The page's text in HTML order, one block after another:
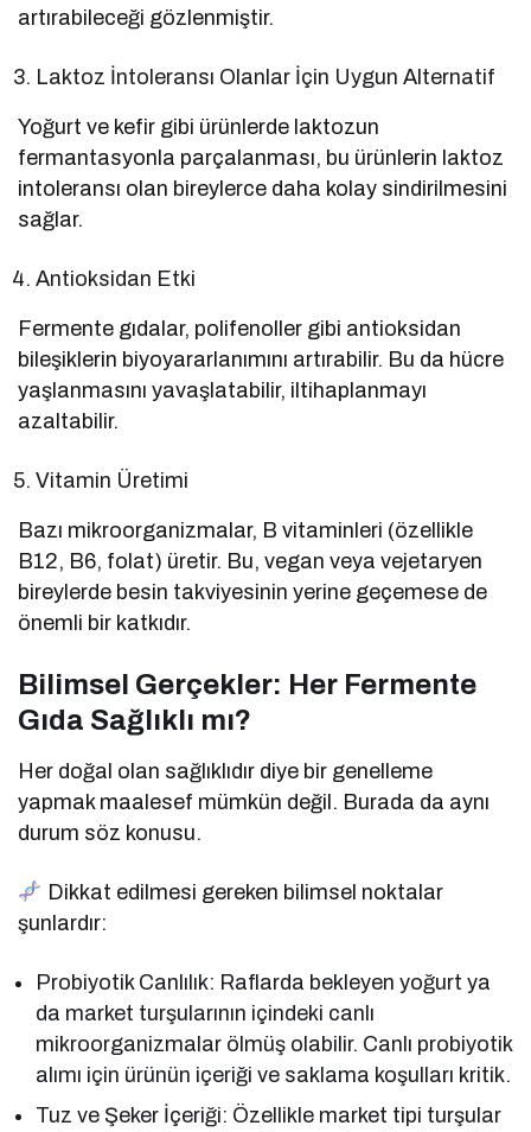
artırabileceği gözlenmiştir.
Laktoz İntoleransı Olanlar İçin Uygun Alternatif
Yoğurt ve kefir gibi ürünlerde laktozun
fermantasyonla parçalanması, bu ürünlerin laktoz
intoleransı olan bireylerce daha kolay sindirilmesini
sağlar.
Antioksidan Etki
Fermente gıdalar, polifenoller gibi antioksidan
bileşiklerin biyoyararlanımını artırabilir. Bu da hücre
yaşlanmasını yavaşlatabilir, iltihaplanmayı
azaltabilir.
Vitamin Üretimi
Bazı mikroorganizmalar, B vitaminleri (özellikle
B12, B6, folat) üretir. Bu, vegan veya vejetaryen
bireylerde besin takviyesinin yerine geçemese de
önemli bir katkıdır.
Bilimsel Gerçekler: Her Fermente
Gıda Sağlıklı mı?
Her doğal olan sağlıklıdır diye bir genelleme
yapmak maalesef mümkün değil. Burada da aynı
durum söz konusu.
Dikkat edilmesi gereken bilimsel noktalar
şunlardır:
Probiyotik Canlılık: Raflarda bekleyen yoğurt ya
da market turşularının içindeki canlı
mikroorganizmalar ölmüş olabilir. Canlı probiyotik
alımı için ürünün içeriği ve saklama koşulları kritik.
Tuz ve Şeker İçeriği: Özellikle market tipi turşular